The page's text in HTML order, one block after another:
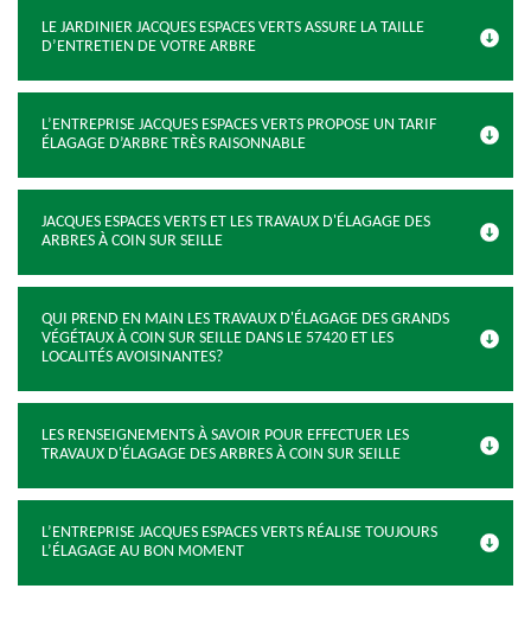
LE JARDINIER JACQUES ESPACES VERTS ASSURE LA TAILLE
D’ENTRETIEN DE VOTRE ARBRE
L’ENTREPRISE JACQUES ESPACES VERTS PROPOSE UN TARIF
ÉLAGAGE D’ARBRE TRÈS RAISONNABLE
JACQUES ESPACES VERTS ET LES TRAVAUX D'ÉLAGAGE DES
ARBRES À COIN SUR SEILLE
QUI PREND EN MAIN LES TRAVAUX D'ÉLAGAGE DES GRANDS
VÉGÉTAUX À COIN SUR SEILLE DANS LE 57420 ET LES
LOCALITÉS AVOISINANTES?
LES RENSEIGNEMENTS À SAVOIR POUR EFFECTUER LES
TRAVAUX D'ÉLAGAGE DES ARBRES À COIN SUR SEILLE
L’ENTREPRISE JACQUES ESPACES VERTS RÉALISE TOUJOURS
L’ÉLAGAGE AU BON MOMENT